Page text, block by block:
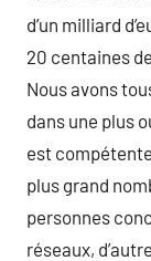
d’un milliard
20 centaines
Nous avons
dans une plus
est
plus grand
personnes
réseaux,